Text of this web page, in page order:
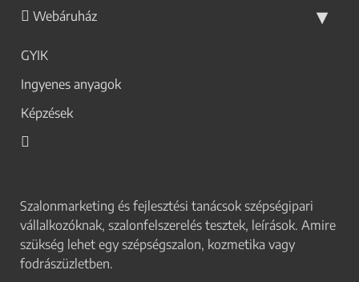
Webáruház
GYIK
Ingyenes anyagok
Képzések
Szalonmarketing és fejlesztési tanácsok szépségipari
vállalkozóknak, szalonfelszerelés tesztek, leírások. Amire
szükség lehet egy szépségszalon, kozmetika vagy
fodrászüzletben.